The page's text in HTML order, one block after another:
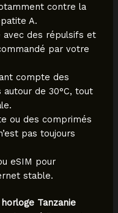
contre la
A.
avec des répulsifs et
par votre
compte des
de 30°C, tout
ou des comprimés
pas toujours
eSIM pour
stable.
horloge Tanzanie